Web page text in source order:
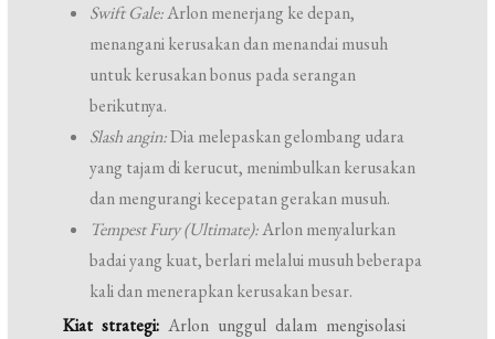
Swift Gale:Arlon menerjang ke depan,
menangani kerusakan dan menandai musuh
untuk kerusakan bonus pada serangan
berikutnya.
Slash angin:Dia melepaskan gelombang udara
yang tajam di kerucut, menimbulkan kerusakan
dan mengurangi kecepatan gerakan musuh.
Tempest Fury (Ultimate):Arlon menyalurkan
badai yang kuat, berlari melalui musuh beberapa
kali dan menerapkan kerusakan besar.
Kiat strategi: Arlon unggul dalam mengisolasi